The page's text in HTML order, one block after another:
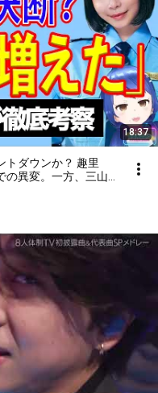
18:37
トダウンか？ 趣里
の異変。一方、三山凌
Ｄが考察】